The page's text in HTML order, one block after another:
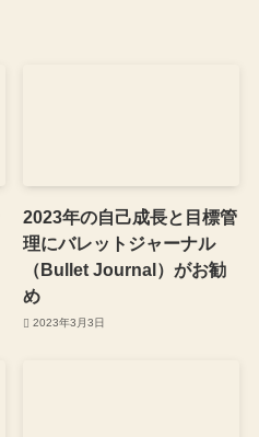
2023年の自己成長と目標管
理にバレットジャーナル
（Bullet Journal）がお勧
め
2023年3月3日